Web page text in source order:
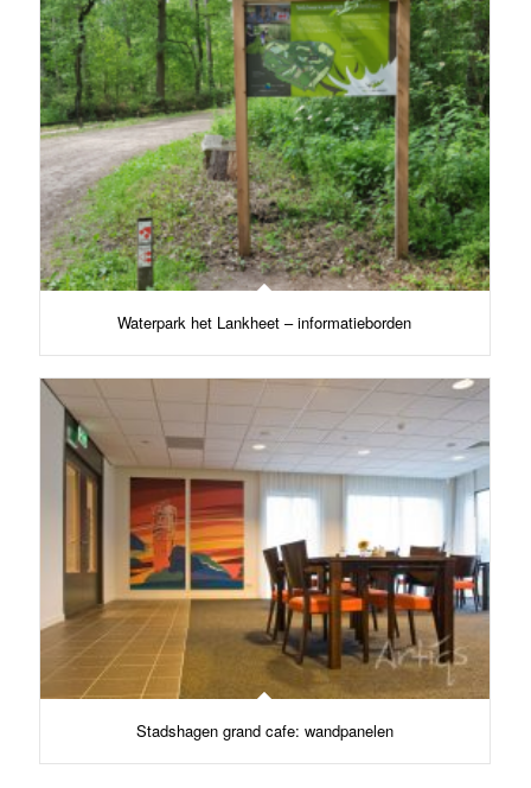
Waterpark het Lankheet – informatieborden
Stadshagen grand cafe: wandpanelen